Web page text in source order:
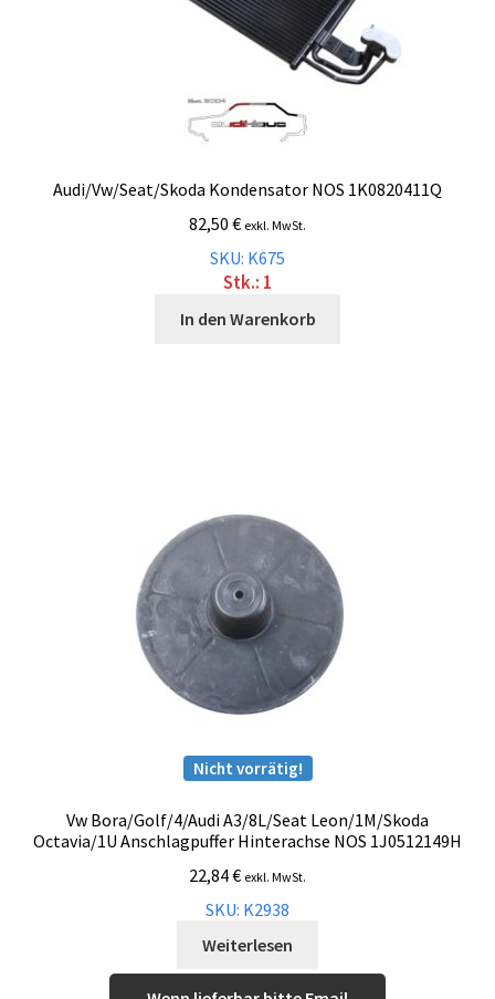
Audi/Vw/Seat/Skoda Kondensator NOS 1K0820411Q
82,50 € exkl. MwSt.
SKU: K675
Stk.: 1
In den Warenkorb
Nicht vorrätig!
Vw Bora/Golf/4/Audi A3/8L/Seat Leon/1M/Skoda
Octavia/1U Anschlagpuffer Hinterachse NOS 1J0512149H
22,84€ exkl. MwSt.
SKU: K2938
Weiterlesen